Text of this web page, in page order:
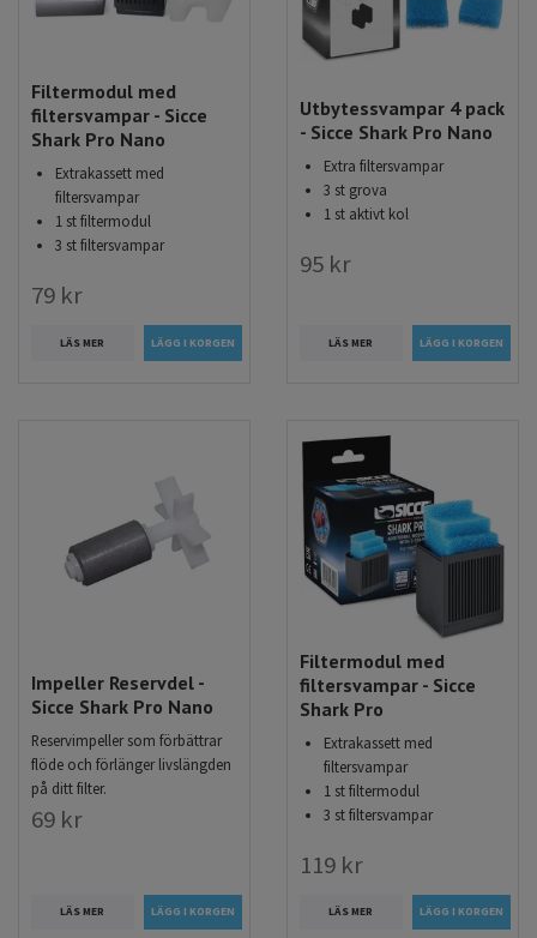
Filtermodul med
filtersvampar - Sicce
Shark Pro Nano
Extrakassett med
filtersvampar
1 st filtermodul
3 st filtersvampar
79 kr
LÄS MER
Utbytessvampar 4 pack
- Sicce Shark Pro Nano
Extra filtersvampar
3 st grova
1 st aktivt kol
95 kr
LÄS MER
Impeller Reservdel -
Sicce Shark Pro Nano
Reservimpeller som förbättrar
flöde och förlänger livslängden
på ditt filter.
69 kr
LÄS MER
Filtermodul med
filtersvampar - Sicce
Shark Pro
Extrakassett med
filtersvampar
1 st filtermodul
3 st filtersvampar
119 kr
LÄS MER